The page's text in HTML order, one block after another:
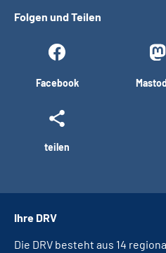
Folgen und Teilen
Facebook
teilen
Ihre DRV
Die DRV besteht aus 14